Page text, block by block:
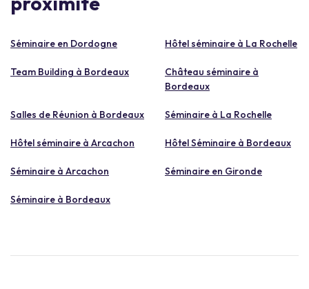
Séminaire en Dordogne Hôtel séminaire à La Rochelle
Team Building à Bordeaux
Château séminaire à
Bordeaux
Salles de Réunion à Bordeaux Séminaire à La Rochelle
Hôtel séminaire à Arcachon Hôtel Séminaire à Bordeaux
Séminaire à Arcachon Séminaire en Gironde
Séminaire à Bordeaux